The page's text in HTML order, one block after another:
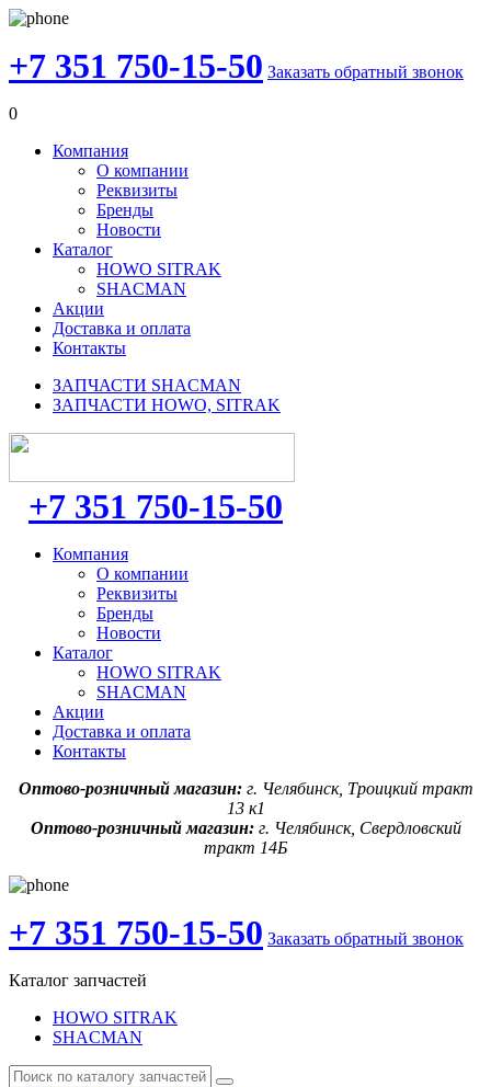
+7 351 750-15-50 Заказать обратный звонок
0
Компания
О компании
Реквизиты
Бренды
Новости
Каталог
HOWO SITRAK
SHACMAN
Акции
Доставка и оплата
Контакты
ЗАПЧАСТИ SHACMAN
ЗАПЧАСТИ HOWO, SITRAK
+7 351 750-15-50
Компания
О компании
Реквизиты
Бренды
Новости
Каталог
HOWO SITRAK
SHACMAN
Акции
Доставка и оплата
Контакты
Оптово-розничный магазин: г. Челябинск, Троицкий тракт
13 к1
Оптово-розничный магазин:г. Челябинск, Свердловский
тракт 14Б
+7 351 750-15-50 Заказать обратный звонок
Каталог запчастей
HOWO SITRAK
SHACMAN